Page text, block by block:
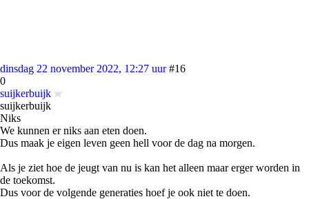
dinsdag 22 november 2022, 12:27 uur #16
0
suijkerbuijk
suijkerbuijk
Niks
We kunnen er niks aan eten doen.
Dus maak je eigen leven geen hell voor de dag na morgen.
Als je ziet hoe de jeugt van nu is kan het alleen maar erger worden in
de toekomst.
Dus voor de volgende generaties hoef je ook niet te doen.